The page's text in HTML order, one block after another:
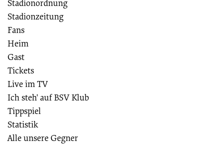
Stadionordnung
Stadionzeitung
Fans
Heim
Gast
Tickets
Live im TV
Ich steh' auf BSV Klub
Tippspiel
Statistik
Alle unsere Gegner